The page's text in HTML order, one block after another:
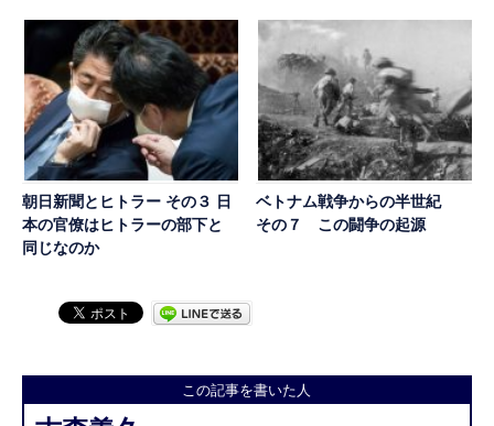
朝日新聞とヒトラー その３ 日
本の官僚はヒトラーの部下と
同じなのか
ベトナム戦争からの半世紀
その７ この闘争の起源
この記事を書いた人